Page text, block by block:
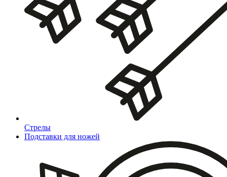
Стрелы
Подставки для ножей